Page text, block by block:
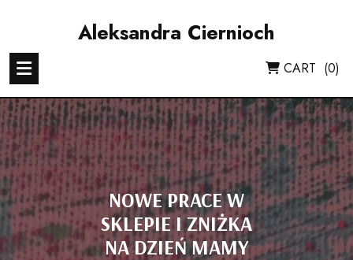
Aleksandra Ciernioch
CART (0)
NOWE PRACE W
SKLEPIE I ZNIŻKA
NA DZIEŃ MAMY